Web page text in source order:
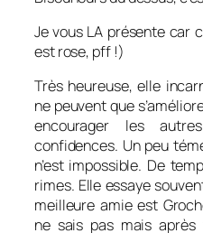
Je vous LA présente car
est rose, pff !)
Très heureuse, elle
ne peuvent que
encourager les
confidences. Un peu
n’est impossible. De
rimes. Elle essaye
meilleure amie est
ne sais pas mais